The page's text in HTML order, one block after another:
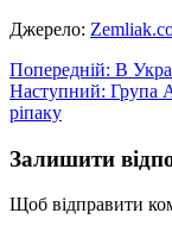
Джерело:
Навігація
записів
Попередній: В
Наступний: Група
ріпаку
Залишити
Щоб відправити